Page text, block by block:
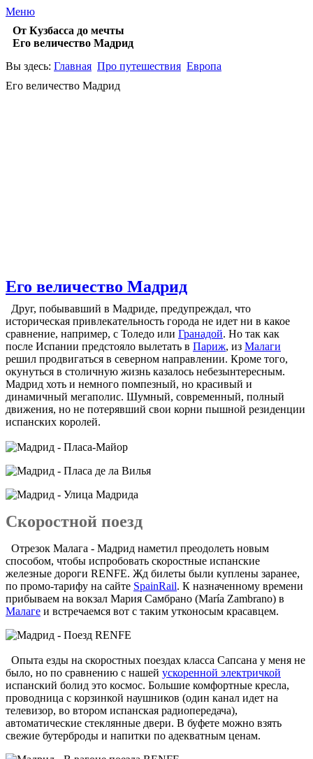
Меню
От Кузбасса до мечты
Его величество Мадрид
Вы здесь: Главная Про путешествия Европа
Его величество Мадрид
Его величество Мадрид
Друг, побывавший в Мадриде, предупреждал, что
историческая привлекательность города не идет ни в какое
сравнение, например, с Толедо или Гранадой. Но так как
после Испании предстояло вылетать в Париж, из Малаги
решил продвигаться в северном направлении. Кроме того,
окунуться в столичную жизнь казалось небезынтересным.
Мадрид хоть и немного помпезный, но красивый и
динамичный мегаполис. Шумный, современный, полный
движения, но не потерявший свои корни пышной резиденции
испанских королей.
Скоростной поезд
Отрезок Малага - Мадрид наметил преодолеть новым
способом, чтобы испробовать скоростные испанские
железные дороги RENFE. Жд билеты были куплены заранее,
по промо-тарифу на сайте SpainRail. К назначенному времени
прибываем на вокзал Мария Самбрано (María Zambrano) в
Малаге и встречаемся вот с таким утконосым красавцем.
Опыта езды на скоростных поездах класса Сапсана у меня не
было, но по сравнению с нашей ускоренной электричкой
испанский болид это космос. Большие комфортные кресла,
проводница с корзинкой наушников (один канал идет на
телевизор, во втором испанская радиопередача),
автоматические стеклянные двери. В буфете можно взять
свежие бутерброды и напитки по адекватным ценам.